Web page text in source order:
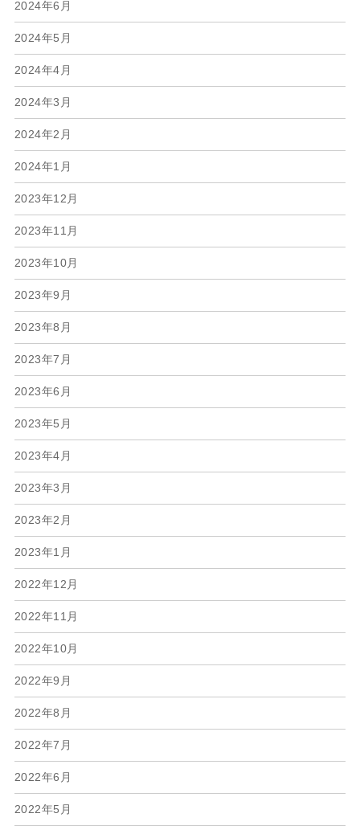
2024年6月
2024年5月
2024年4月
2024年3月
2024年2月
2024年1月
2023年12月
2023年11月
2023年10月
2023年9月
2023年8月
2023年7月
2023年6月
2023年5月
2023年4月
2023年3月
2023年2月
2023年1月
2022年12月
2022年11月
2022年10月
2022年9月
2022年8月
2022年7月
2022年6月
2022年5月